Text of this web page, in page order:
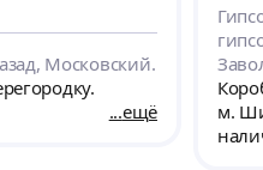
Московский.
ещё
м.